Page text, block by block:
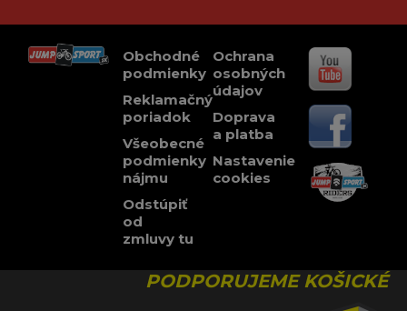
Obchodné
podmienky
Reklamačný
poriadok
Všeobecné
podmienky
nájmu
Odstúpiť
od
zmluvy tu
Ochrana
osobných
údajov
Doprava
a platba
Nastavenie
cookies
PODPORUJEME KOŠICKÉ